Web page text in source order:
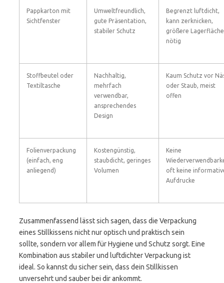
Pappkarton mit
Sichtfenster
Umweltfreundlich,
gute Präsentation,
stabiler Schutz
Begrenzt luftdicht,
kann zerknicken,
größere Lagerfläche
nötig
Stoffbeutel oder
Textiltasche
Nachhaltig,
mehrfach
verwendbar,
ansprechendes
Design
Kaum Schutz vor
oder Staub, meist
offen
Folienverpackung
(einfach, eng
anliegend)
Kostengünstig,
staubdicht, geringes
Volumen
Keine
oft keine
Aufdrucke
Zusammenfassend lässt sich sagen, dass die Verpackung
eines Stillkissens nicht nur optisch und praktisch sein
sollte, sondern vor allem für Hygiene und Schutz sorgt. Eine
Kombination aus stabiler und luftdichter Verpackung ist
ideal. So kannst du sicher sein, dass dein Stillkissen
unversehrt und sauber bei dir ankommt.